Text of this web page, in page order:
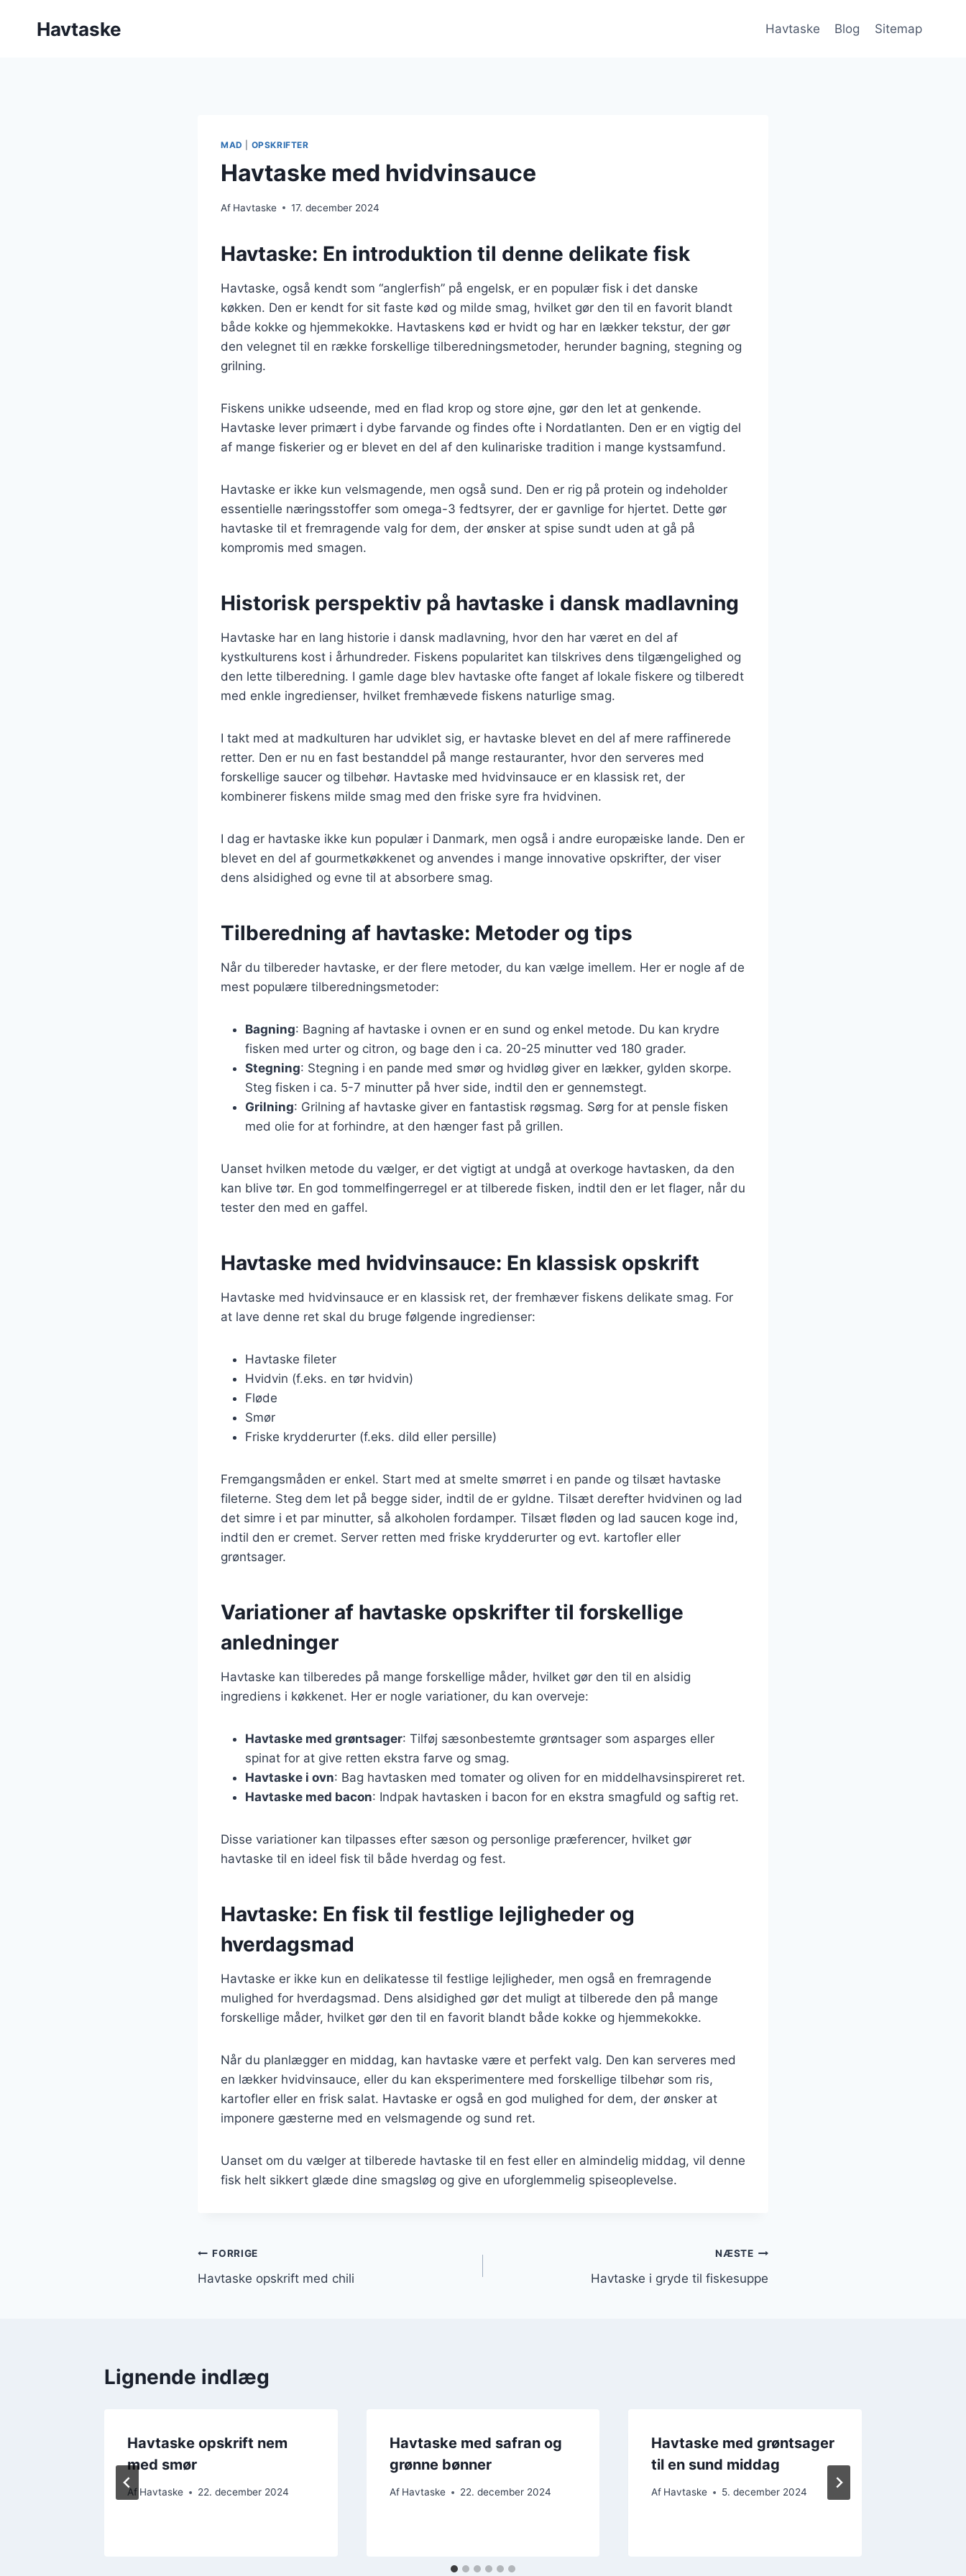
Havtaske Havtaske Blog Sitemap
MAD OPSKRIFTER
Havtaske med hvidvinsauce
Af Havtaske 17. december 2024
Havtaske: En introduktion til denne delikate fisk
Havtaske, også kendt som “anglerfish” på engelsk, er en populær fisk i det danske
køkken. Den er kendt for sit faste kød og milde smag, hvilket gør den til en favorit blandt
både kokke og hjemmekokke. Havtaskens kød er hvidt og har en lækker tekstur, der gør
den velegnet til en række forskellige tilberedningsmetoder, herunder bagning, stegning og
grilning.
Fiskens unikke udseende, med en flad krop og store øjne, gør den let at genkende.
Havtaske lever primært i dybe farvande og findes ofte i Nordatlanten. Den er en vigtig del
af mange fiskerier og er blevet en del af den kulinariske tradition i mange kystsamfund.
Havtaske er ikke kun velsmagende, men også sund. Den er rig på protein og indeholder
essentielle næringsstoffer som omega-3 fedtsyrer, der er gavnlige for hjertet. Dette gør
havtaske til et fremragende valg for dem, der ønsker at spise sundt uden at gå på
kompromis med smagen.
Historisk perspektiv på havtaske i dansk madlavning
Havtaske har en lang historie i dansk madlavning, hvor den har været en del af
kystkulturens kost i århundreder. Fiskens popularitet kan tilskrives dens tilgængelighed og
den lette tilberedning. I gamle dage blev havtaske ofte fanget af lokale fiskere og tilberedt
med enkle ingredienser, hvilket fremhævede fiskens naturlige smag.
I takt med at madkulturen har udviklet sig, er havtaske blevet en del af mere raffinerede
retter. Den er nu en fast bestanddel på mange restauranter, hvor den serveres med
forskellige saucer og tilbehør. Havtaske med hvidvinsauce er en klassisk ret, der
kombinerer fiskens milde smag med den friske syre fra hvidvinen.
I dag er havtaske ikke kun populær i Danmark, men også i andre europæiske lande. Den er
blevet en del af gourmetkøkkenet og anvendes i mange innovative opskrifter, der viser
dens alsidighed og evne til at absorbere smag.
Tilberedning af havtaske: Metoder og tips
Når du tilbereder havtaske, er der flere metoder, du kan vælge imellem. Her er nogle af de
mest populære tilberedningsmetoder:
Bagning: Bagning af havtaske i ovnen er en sund og enkel metode. Du kan krydre
fisken med urter og citron, og bage den i ca. 20-25 minutter ved 180 grader.
Stegning: Stegning i en pande med smør og hvidløg giver en lækker, gylden skorpe.
Steg fisken i ca. 5-7 minutter på hver side, indtil den er gennemstegt.
Grilning: Grilning af havtaske giver en fantastisk røgsmag. Sørg for at pensle fisken
med olie for at forhindre, at den hænger fast på grillen.
Uanset hvilken metode du vælger, er det vigtigt at undgå at overkoge havtasken, da den
kan blive tør. En god tommelfingerregel er at tilberede fisken, indtil den er let flager, når du
tester den med en gaffel.
Havtaske med hvidvinsauce: En klassisk opskrift
Havtaske med hvidvinsauce er en klassisk ret, der fremhæver fiskens delikate smag. For
at lave denne ret skal du bruge følgende ingredienser:
Havtaske fileter
Hvidvin (f.eks. en tør hvidvin)
Fløde
Smør
Friske krydderurter (f.eks. dild eller persille)
Fremgangsmåden er enkel. Start med at smelte smørret i en pande og tilsæt havtaske
fileterne. Steg dem let på begge sider, indtil de er gyldne. Tilsæt derefter hvidvinen og lad
det simre i et par minutter, så alkoholen fordamper. Tilsæt fløden og lad saucen koge ind,
indtil den er cremet. Server retten med friske krydderurter og evt. kartofler eller
grøntsager.
Variationer af havtaske opskrifter til forskellige
anledninger
Havtaske kan tilberedes på mange forskellige måder, hvilket gør den til en alsidig
ingrediens i køkkenet. Her er nogle variationer, du kan overveje:
Havtaske med grøntsager: Tilføj sæsonbestemte grøntsager som asparges eller
spinat for at give retten ekstra farve og smag.
Havtaske i ovn: Bag havtasken med tomater og oliven for en middelhavsinspireret ret.
Havtaske med bacon: Indpak havtasken i bacon for en ekstra smagfuld og saftig ret.
Disse variationer kan tilpasses efter sæson og personlige præferencer, hvilket gør
havtaske til en ideel fisk til både hverdag og fest.
Havtaske: En fisk til festlige lejligheder og
hverdagsmad
Havtaske er ikke kun en delikatesse til festlige lejligheder, men også en fremragende
mulighed for hverdagsmad. Dens alsidighed gør det muligt at tilberede den på mange
forskellige måder, hvilket gør den til en favorit blandt både kokke og hjemmekokke.
Når du planlægger en middag, kan havtaske være et perfekt valg. Den kan serveres med
en lækker hvidvinsauce, eller du kan eksperimentere med forskellige tilbehør som ris,
kartofler eller en frisk salat. Havtaske er også en god mulighed for dem, der ønsker at
imponere gæsterne med en velsmagende og sund ret.
Uanset om du vælger at tilberede havtaske til en fest eller en almindelig middag, vil denne
fisk helt sikkert glæde dine smagsløg og give en uforglemmelig spiseoplevelse.
Indlægsnavigation
FORRIGE
Havtaske opskrift med chili
NÆSTE
Havtaske i gryde til fiskesuppe
Lignende indlæg
Havtaske opskrift nem
med smør
Af Havtaske 22. december 2024
Havtaske med safran og
grønne bønner
Af Havtaske 22. december 2024
Havtaske med grøntsager
til en sund middag
Af Havtaske 5. december 2024